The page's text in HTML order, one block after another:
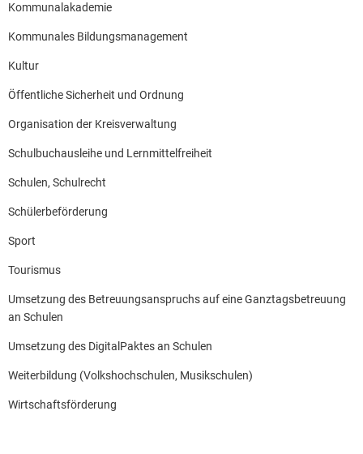
Kommunalakademie
Kommunales Bildungsmanagement
Kultur
Öffentliche Sicherheit und Ordnung
Organisation der Kreisverwaltung
Schulbuchausleihe und Lernmittelfreiheit
Schulen, Schulrecht
Schülerbeförderung
Sport
Tourismus
Umsetzung des Betreuungsanspruchs auf eine Ganztagsbetreuung
an Schulen
Umsetzung des DigitalPaktes an Schulen
Weiterbildung (Volkshochschulen, Musikschulen)
Wirtschaftsförderung